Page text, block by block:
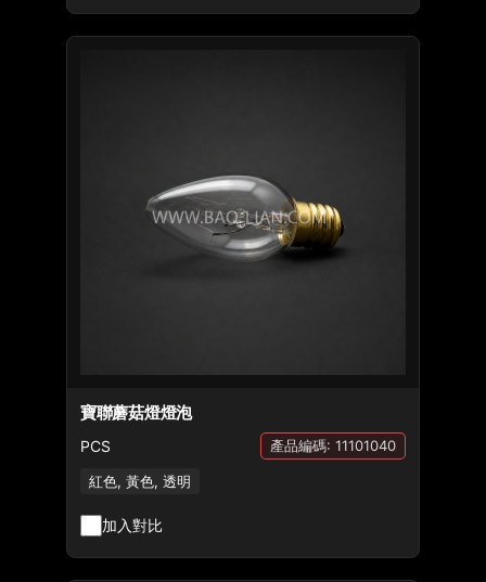
寶聯蘑菇燈燈泡
PCS 產品編碼: 11101040
紅色, 黃色, 透明
加入對比